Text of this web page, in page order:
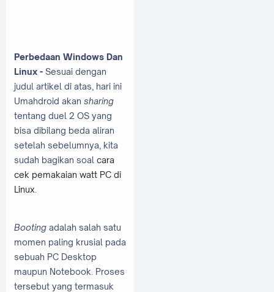
Perbedaan Windows Dan
Linux - Sesuai dengan
judul artikel di atas, hari ini
Umahdroid akan sharing
tentang duel 2 OS yang
bisa dibilang beda aliran
setelah sebelumnya, kita
sudah bagikan soal cara
cek pemakaian watt PC di
Linux
Booting adalah salah satu
momen paling krusial pada
sebuah PC Desktop
maupun Notebook. Proses
tersebut yang termasuk